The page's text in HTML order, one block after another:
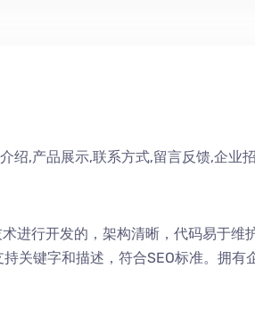
绍,产品展示,联系方式,留言反馈,企业
进行开发的，架构清晰，代码易于维
关键字和描述，符合SEO标准。拥有